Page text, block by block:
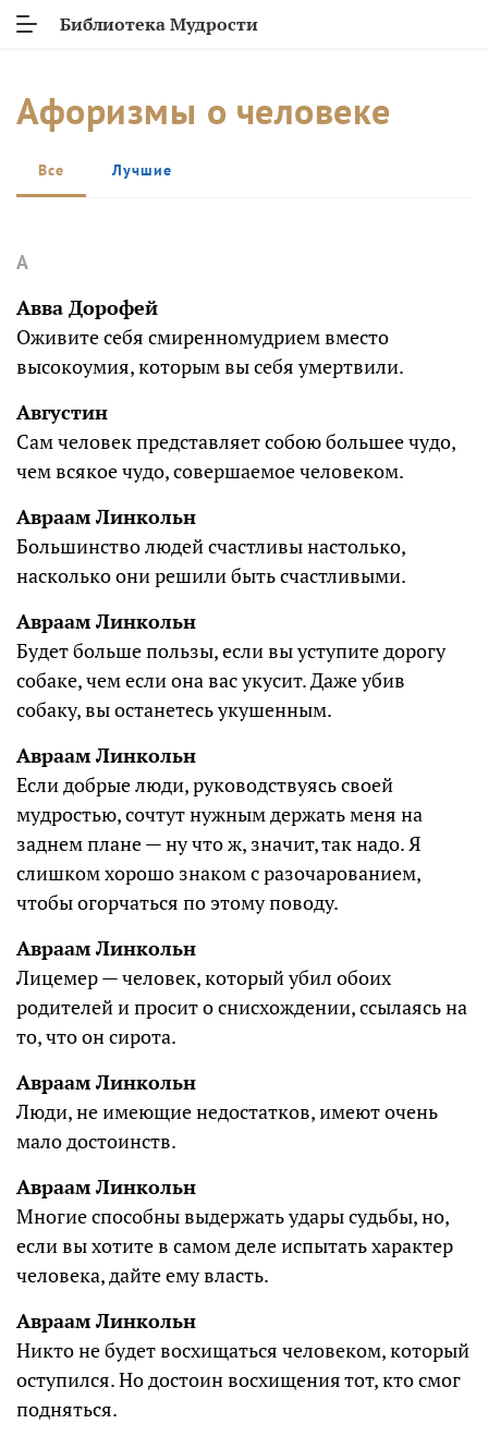
Библиотека Мудрости
Афоризмы о человеке
Все Лучшие
А
Авва Дорофей
Оживите себя смиренномудрием вместо
высокоумия, которым вы себя умертвили.
Августин
Сам человек представляет собою большее чудо,
чем всякое чудо, совершаемое человеком.
Авраам Линкольн
Большинство людей счастливы настолько,
насколько они решили быть счастливыми.
Авраам Линкольн
Будет больше пользы, если вы уступите дорогу
собаке, чем если она вас укусит. Даже убив
собаку, вы останетесь укушенным.
Авраам Линкольн
Если добрые люди, руководствуясь своей
мудростью, сочтут нужным держать меня на
заднем плане — ну что ж, значит, так надо. Я
слишком хорошо знаком с разочарованием,
чтобы огорчаться по этому поводу.
Авраам Линкольн
Лицемер — человек, который убил обоих
родителей и просит о снисхождении, ссылаясь на
то, что он сирота.
Авраам Линкольн
Люди, не имеющие недостатков, имеют очень
мало достоинств.
Авраам Линкольн
Многие способны выдержать удары судьбы, но,
если вы хотите в самом деле испытать характер
человека, дайте ему власть.
Авраам Линкольн
Никто не будет восхищаться человеком, который
оступился. Но достоин восхищения тот, кто смог
подняться.